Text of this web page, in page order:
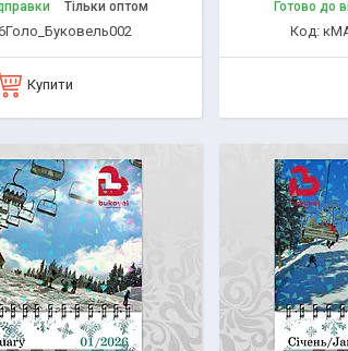
Тільки оптом
Купити
Готово до